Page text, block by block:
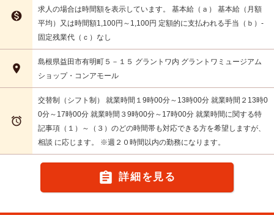

求人の場合は時間額を表示しています。 基本給（ａ） 基本給（月額
平均）又は時間額1,100円～1,100円 定額的に支払われる手当（ｂ）-
固定残業代（ｃ）なし

島根県益田市有明町５－１５ グラントワ内 グラントワミュージアム
ショップ・コンアモール

交替制（シフト制） 就業時間１9時00分～13時00分 就業時間２13時0
0分～17時00分 就業時間３9時00分～17時00分 就業時間に関する特
記事項（１）～（３）のどの時間帯も対応できる方を希望しますが、
相談 に応じます。 ※週２０時間以内の勤務になります。
 詳細を見る